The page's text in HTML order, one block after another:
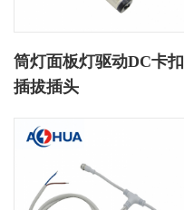
筒灯面板灯驱动DC卡扣
插拔插头